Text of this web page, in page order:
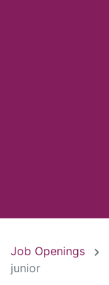
Job Openings
junior